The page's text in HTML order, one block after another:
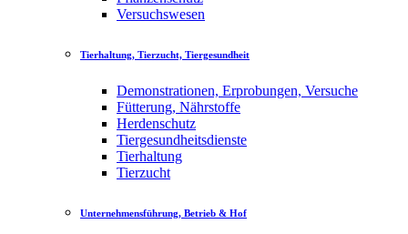
Versuchswesen
Tierhaltung, Tierzucht, Tiergesundheit
Demonstrationen, Erprobungen, Versuche
Fütterung, Nährstoffe
Herdenschutz
Tiergesundheitsdienste
Tierhaltung
Tierzucht
Unternehmensführung, Betrieb & Hof